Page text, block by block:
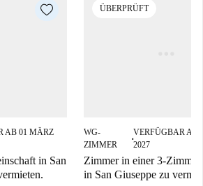
AB 01 MÄRZ
in San
ÜBERPRÜFT
WG-
ZIMMER
■
VERFÜGBAR AB
2027
Zimmer in einer 3-
in San Giuseppe zu